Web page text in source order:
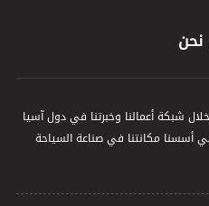
الأم تأسست عام 2001 من خلال شبكة أعمالنا وخبرتنا في دول آسيا
أسسنا مكانتنا في صناعة السياحة